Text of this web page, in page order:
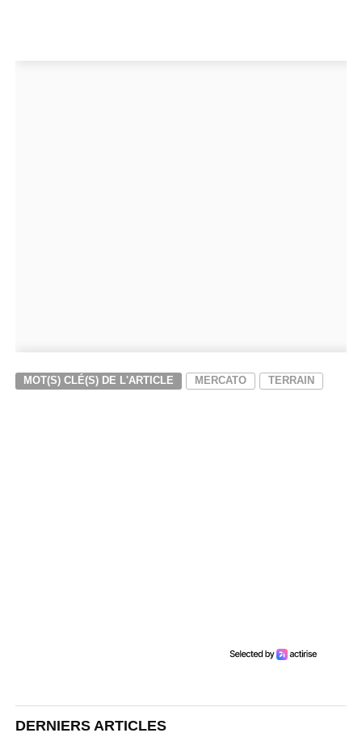
MOT(S) CLÉ(S) DE L'ARTICLE MERCATO TERRAIN
DERNIERS ARTICLES